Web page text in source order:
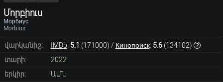
Մորբիուս
Морбиус
Morbius
վարկանիշ: IMDb: 5.1 (171000) / Кинопоиск: 5.6(134102)
տարի:
2022
երկիր:
ԱՄՆ